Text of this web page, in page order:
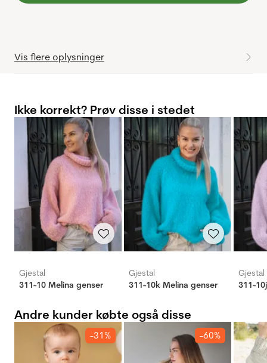
Vis flere oplysninger
Ikke korrekt? Prøv disse i stedet
Gjestal
311-10 Melina genser
Gjestal
311-10k Melina genser
Gjestal
311-
Andre kunder købte også disse
-31% -60%